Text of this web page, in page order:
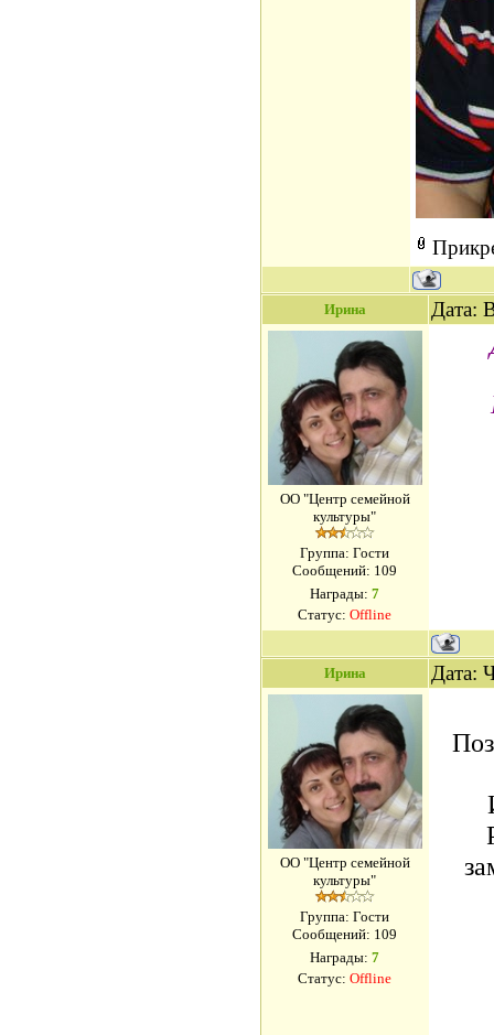
Ирина Дата:
ОО "Центр семейной
культуры"
Группа: Гости
Сообщений: 109
Награды:7
Статус:Offline
Ирина Дата:
ОО "Центр семейной
культуры"
Группа: Гости
Сообщений: 109
Награды:7
Статус:Offline